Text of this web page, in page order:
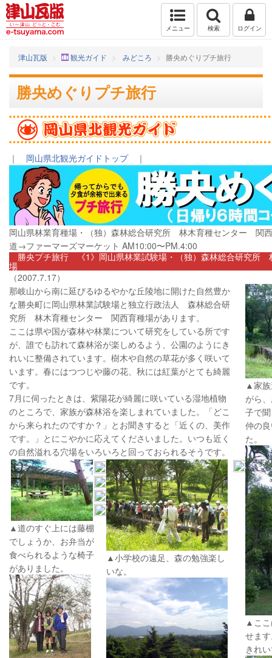
メニュー 検索 ログイン
津山瓦版 観光ガイド みどころ 勝央めぐりプチ旅行
勝央めぐりプチ旅行
｜ 岡山県北観光ガイドトップ｜
岡山県林業育種場・（独）森林総合研究所 林木育種センター 関
道→ファーマーズマーケット AM10:00〜PM.4:00
勝央プチ旅行 《1》岡山県林業試験場・（独）森林総合研究所
場
（2007.7.17）
那岐山から南に延びるゆるやかな丘陵地に開けた自然豊か
な勝央町に岡山県林業試験場と独立行政法人 森林総合研
究所 林木育種センター 関西育種場があります。
ここは県や国が森林や林業について研究をしている所です
が、誰でも訪れて森林浴が楽しめるよう、公園のようにき
れいに整備されています。樹木や自然の草花が多く咲いて
います。春にはつつじや藤の花、秋には紅葉がとても綺麗
です。
7月に伺ったときは、紫陽花が綺麗に咲いている湿地植物
のところで、家族が森林浴を楽しまれていました。「どこ
から来られたのですか？」とお聞きすると「近くの、美作
です。」とにこやかに応えてくださいました。いつも近く
の自然溢れる穴場をいろいろと回っておられるそうです。
▲家族
がら
子で
仲の
た。
▲ここ
せま
きれ
▲道のすぐ上には藤棚
でしょうか、お弁当が
食べられるような椅子
がありました。
▲小学校の遠足、森の勉強楽し
いな。